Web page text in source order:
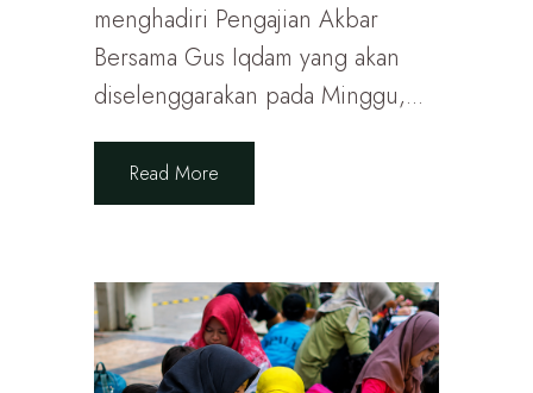
menghadiri Pengajian Akbar
Bersama Gus Iqdam yang akan
diselenggarakan pada Minggu,...
Read More